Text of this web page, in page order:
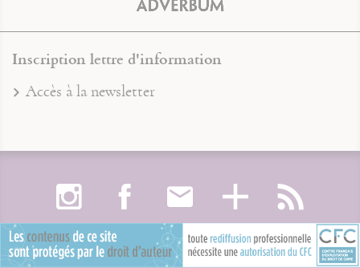
Inscription lettre d'information
Accès à la newsletter